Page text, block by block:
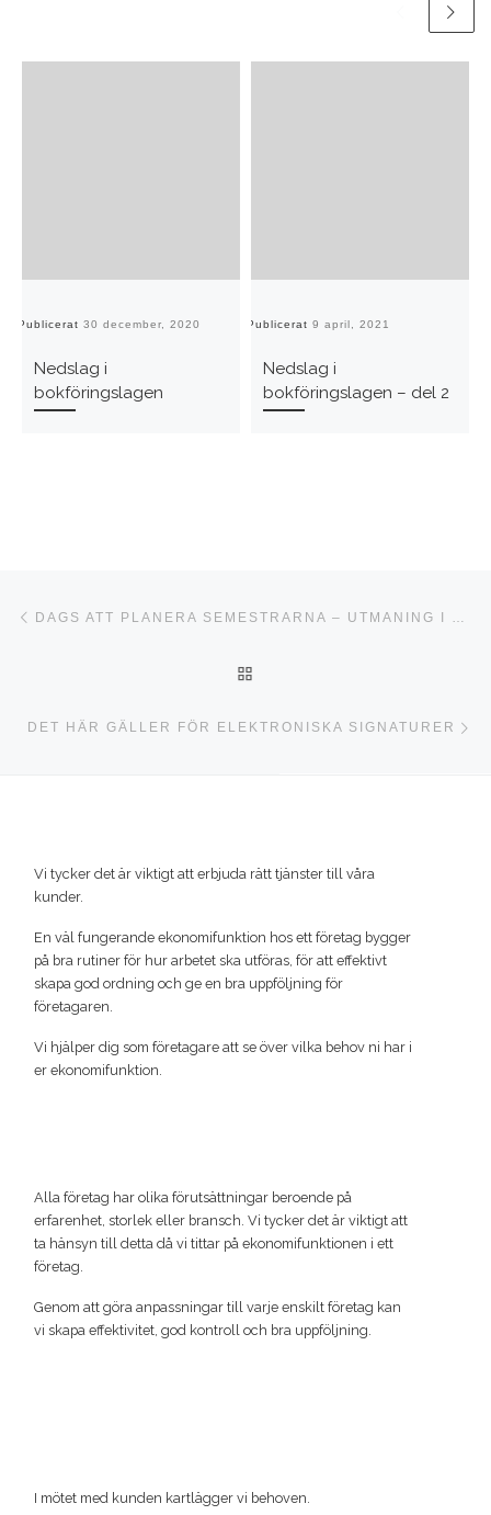
Publicerat 30 december, 2020
Nedslag i
bokföringslagen
Publicerat 9 april, 2021
Nedslag i
bokföringslagen – del 2
Inläggsnavigering
DET HÄR GÄLLER FÖR ELEKTRONISKA SIGNATURER
Vi tycker det är viktigt att erbjuda rätt tjänster till våra
kunder.
En väl fungerande ekonomifunktion hos ett företag bygger
på bra rutiner för hur arbetet ska utföras, för att effektivt
skapa god ordning och ge en bra uppföljning för
företagaren.
Vi hjälper dig som företagare att se över vilka behov ni har i
er ekonomifunktion.
Alla företag har olika förutsättningar beroende på
erfarenhet, storlek eller bransch. Vi tycker det är viktigt att
ta hänsyn till detta då vi tittar på ekonomifunktionen i ett
företag.
Genom att göra anpassningar till varje enskilt företag kan
vi skapa effektivitet, god kontroll och bra uppföljning.
I mötet med kunden kartlägger vi behoven.